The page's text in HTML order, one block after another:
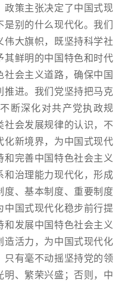
政策主张决定了中国式现
别的什么现代化。我们
伟大旗帜，既坚持科学社
其鲜明的中国特色和时代
会主义道路，确保中国
推进。我们党坚持把马克
断深化对共产党执政规
社会发展规律的认识，不
化新境界，为中国式现代
和完善中国特色社会主义
和治理能力现代化，形成
度、基本制度、重要制度
中国式现代化稳步前行提
发展中国特色社会主义
造活力，为中国式现代化
只有毫不动摇坚持党的领
明、繁荣兴盛；否则，中